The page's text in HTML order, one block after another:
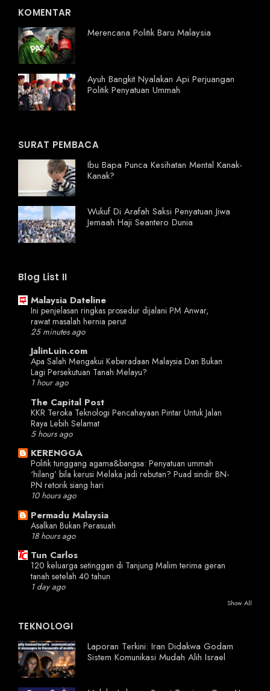
KOMENTAR
Merencana Politik Baru Malaysia
Ayuh Bangkit Nyalakan Api Perjuangan
Politik Penyatuan Ummah
SURAT PEMBACA
Ibu Bapa Punca Kesihatan Mental Kanak-
Kanak?
Wukuf Di Arafah Saksi Penyatuan Jiwa
Jemaah Haji Seantero Dunia
Blog List II
Malaysia Dateline
Ini penjelasan ringkas prosedur dijalani PM Anwar,
rawat masalah hernia perut
25 minutes ago
JalinLuin.com
Apa Salah Mengakui Keberadaan Malaysia Dan Bukan
Lagi Persekutuan Tanah Melayu?
1 hour ago
The Capital Post
KKR Teroka Teknologi Pencahayaan Pintar Untuk Jalan
Raya Lebih Selamat
5 hours ago
KERENGGA
Politik tunggang agama&bangsa: Penyatuan ummah
‘hilang’ bila kerusi Melaka jadi rebutan? Puad sindir BN-
PN retorik siang hari
10 hours ago
Permadu Malaysia
Asalkan Bukan Perasuah
18 hours ago
Tun Carlos
120 keluarga setinggan di Tanjung Malim terima geran
tanah setelah 40 tahun
1 day ago
Show All
TEKNOLOGI
Laporan Terkini: Iran Didakwa Godam
Sistem Komunikasi Mudah Alih Israel